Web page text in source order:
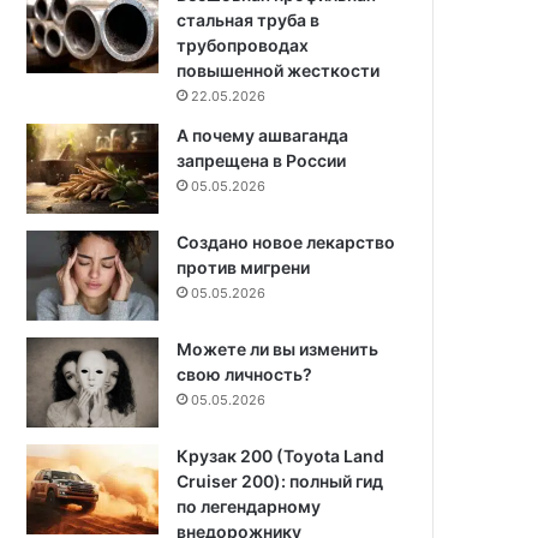
стальная труба в
трубопроводах
повышенной жесткости
22.05.2026
А почему ашваганда
запрещена в России
05.05.2026
Создано новое лекарство
против мигрени
05.05.2026
Можете ли вы изменить
свою личность?
05.05.2026
Крузак 200 (Toyota Land
Cruiser 200): полный гид
по легендарному
внедорожнику